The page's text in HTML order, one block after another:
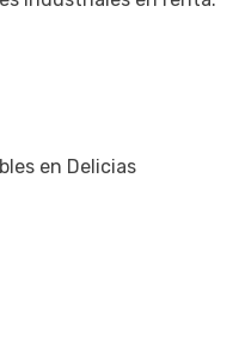
en Delicias